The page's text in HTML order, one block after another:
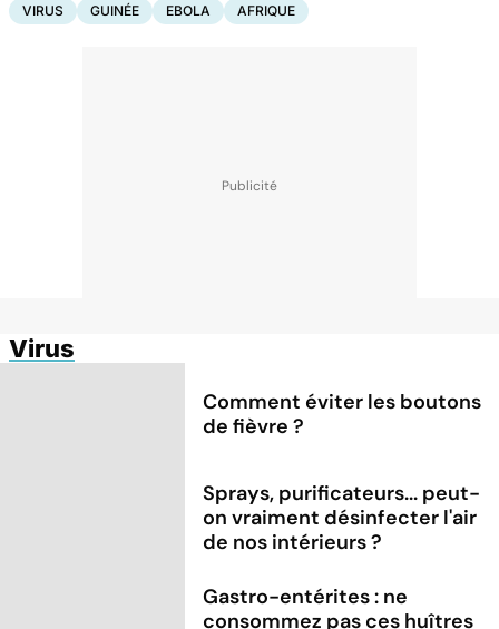
VIRUS GUINÉE EBOLA AFRIQUE
Virus
Comment éviter les boutons
de fièvre ?
Sprays, purificateurs... peut-
on vraiment désinfecter l'air
de nos intérieurs ?
Gastro-entérites : ne
consommez pas ces huîtres